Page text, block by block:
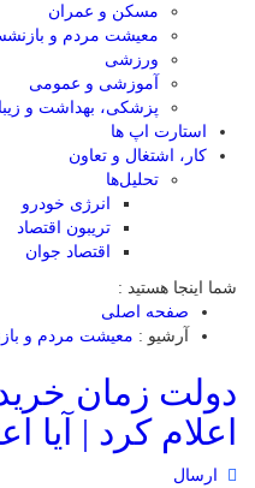
مسکن و عمران
معیشت مردم و
ورزشی
آموزشی و عمومی
پزشکی، بهداشت و
استارت اپ ها
کار، اشتغال و تعاون
تحلیل‌ها
انرژی خودرو
تریبون اقتصاد
اقتصاد جوان
شما اینجا هستید :
صفحه اصلی
آرشیو : معیشت مردم و
دولت زمان خرید
اعلام کرد | آیا
ارسال